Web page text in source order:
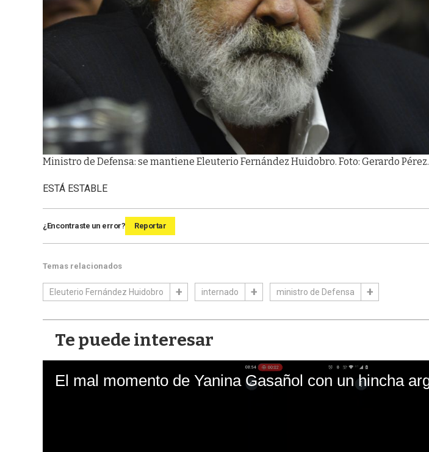
Ministro de Defensa: se mantiene Eleuterio Fernández Huidobro. Foto: Gerardo Pérez.
ESTÁ ESTABLE
¿Encontraste un error? Reportar
Temas relacionados
Eleuterio Fernández Huidobro internado ministro de Defensa
Te puede interesar